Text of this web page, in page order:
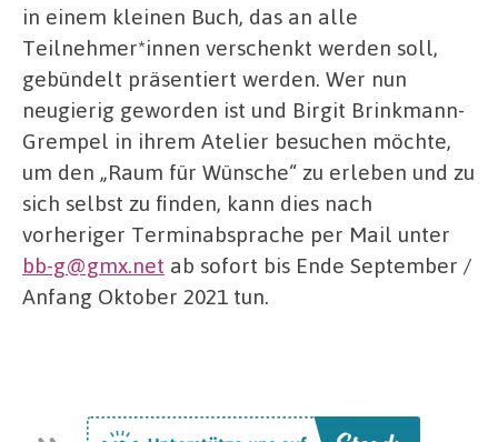
in einem kleinen Buch, das an alle
Teilnehmer*innen verschenkt werden soll,
gebündelt präsentiert werden. Wer nun
neugierig geworden ist und Birgit Brinkmann-
Grempel in ihrem Atelier besuchen möchte,
um den „Raum für Wünsche“ zu erleben und zu
sich selbst zu finden, kann dies nach
vorheriger Terminabsprache per Mail unter
bb-g@gmx.net ab sofort bis Ende September /
Anfang Oktober 2021 tun.